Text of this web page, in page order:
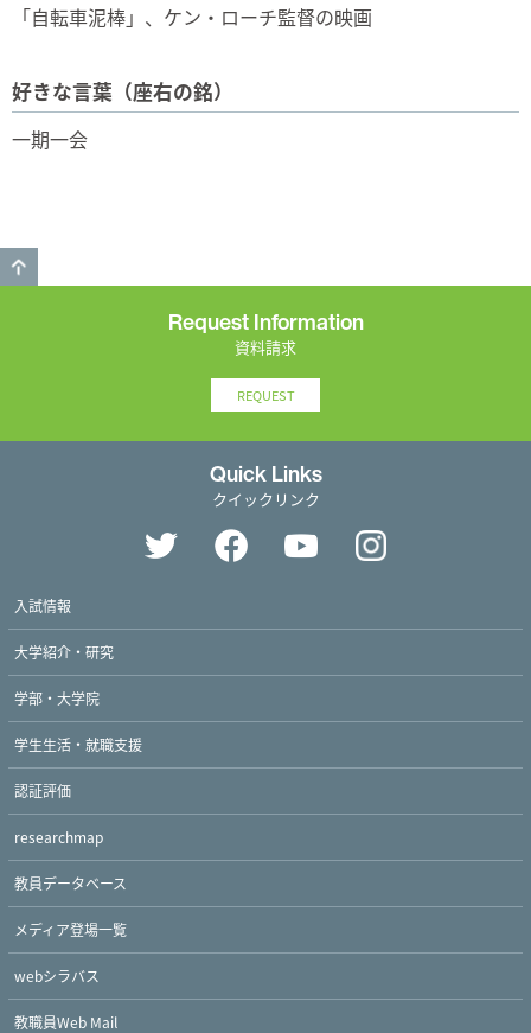
「自転車泥棒」、ケン・ローチ監督の映画
好きな言葉（座右の銘）
一期一会
Request Information
資料請求
REQUEST
Quick Links
クイックリンク
入試情報
大学紹介・研究
学部・大学院
学生生活・就職支援
認証評価
researchmap
教員データベース
メディア登場一覧
webシラバス
教職員Web Mail